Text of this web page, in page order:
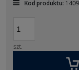
Kod produktu: 1409
szt.